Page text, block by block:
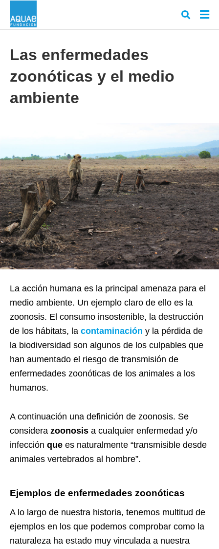
Las enfermedades
zoonóticas y el medio
ambiente
La acción humana es la principal amenaza para el
medio ambiente. Un ejemplo claro de ello es la
zoonosis. El consumo insostenible, la destrucción
de los hábitats, la contaminación y la pérdida de
la biodiversidad son algunos de los culpables que
han aumentado el riesgo de transmisión de
enfermedades zoonóticas de los animales a los
humanos.
A continuación una definición de zoonosis. Se
considera zoonosis a cualquier enfermedad y/o
infección que es naturalmente “transmisible desde
animales vertebrados al hombre”.
Ejemplos de enfermedades zoonóticas
A lo largo de nuestra historia, tenemos multitud de
ejemplos en los que podemos comprobar como la
naturaleza ha estado muy vinculada a nuestra